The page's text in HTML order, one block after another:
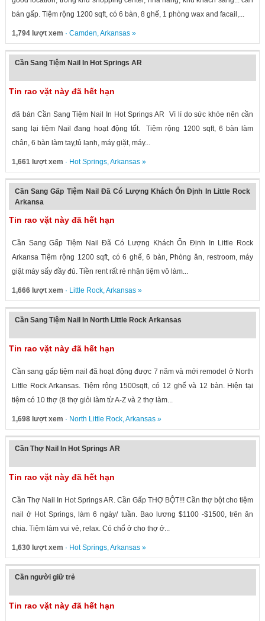
bán gấp. Tiệm rộng 1200 sqft, có 6 bàn, 8 ghế, 1 phòng wax and facail,...
1,794 lượt xem · Camden,Arkansas»
Cần Sang Tiệm Nail In Hot Springs AR
Tin rao vặt này đã hết hạn
đã bán Cần Sang Tiệm Nail In Hot Springs AR Vì lí do sức khỏe nên cần
sang lại tiệm Nail đang hoạt động tốt. Tiệm rộng 1200 sqft, 6 bàn làm
chân, 6 bàn làm tay,tủ lạnh, máy giặt, máy...
1,661 lượt xem · Hot Springs,Arkansas»
Cần Sang Gấp Tiệm Nail Đã Có Lượng Khách Ổn Định In Little Rock
Arkansa
Tin rao vặt này đã hết hạn
Cần Sang Gấp Tiệm Nail Đã Có Lượng Khách Ổn Định In Little Rock
Arkansa Tiệm rộng 1200 sqft, có 6 ghế, 6 bàn, Phòng ăn, restroom, máy
giặt máy sấy đầy đủ. Tiền rent rất rẻ nhận tiệm vô làm...
1,666 lượt xem · Little Rock,Arkansas»
Cần Sang Tiệm Nail In North Little Rock Arkansas
Tin rao vặt này đã hết hạn
Cần sang gấp tiệm nail đã hoạt động được 7 năm và mới remodel ở North
Little Rock Arkansas. Tiệm rộng 1500sqft, có 12 ghế và 12 bàn. Hiện tại
tiệm có 10 thợ (8 thợ giỏi làm từ A-Z và 2 thợ làm...
1,698 lượt xem · North Little Rock,Arkansas»
Cần Thợ Nail In Hot Springs AR
Tin rao vặt này đã hết hạn
Cần Thợ Nail In Hot Springs AR. Cần Gấp THỢ BỘT!!! Cần thợ bột cho tiệm
nail ở Hot Springs, làm 6 ngày/ tuần. Bao lương $1100 -$1500, trên ăn
chia. Tiệm làm vui vẻ, relax. Có chổ ở cho thợ ở...
1,630 lượt xem · Hot Springs,Arkansas»
Cần người giữ trẻ
Tin rao vặt này đã hết hạn